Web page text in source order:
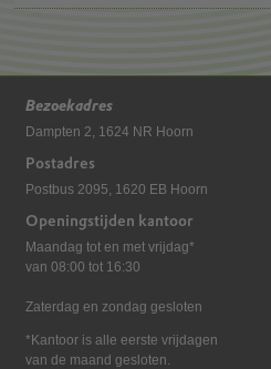
Bezoekadres
Dampten 2, 1624 NR Hoorn
Postadres
Postbus 2095, 1620 EB Hoorn
Openingstijden kantoor
Maandag tot en met vrijdag*
van 08:00 tot 16:30
Zaterdag en zondag gesloten
*Kantoor is alle eerste vrijdagen
van de maand gesloten.